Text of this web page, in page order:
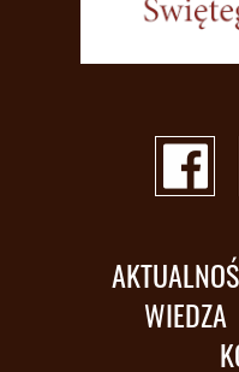
WIEDZA